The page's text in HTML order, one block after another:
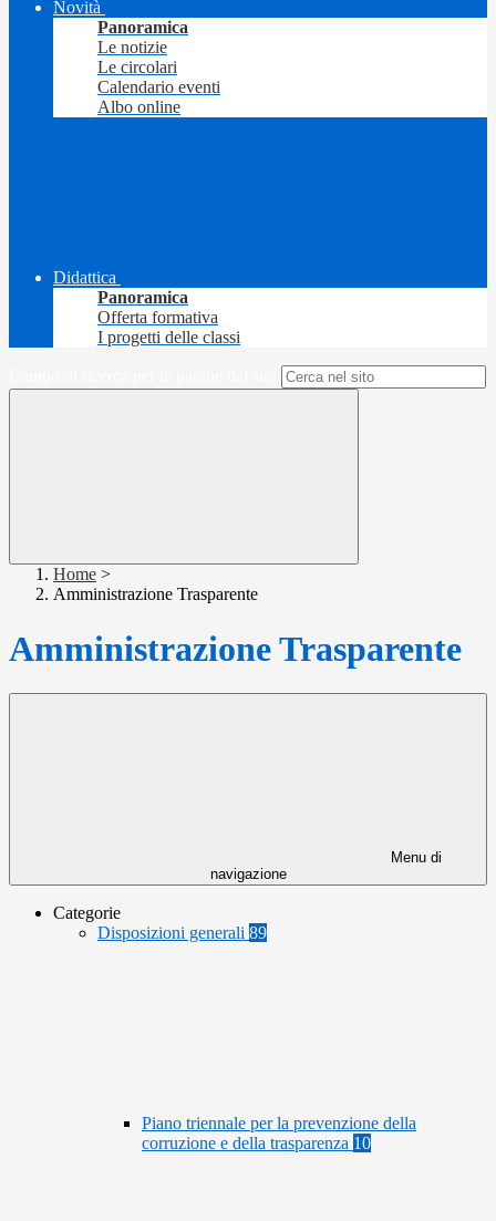
Novità
Panoramica
Le notizie
Le circolari
Calendario eventi
Albo online
Didattica
Panoramica
Offerta formativa
I progetti delle classi
Home >
Amministrazione Trasparente
Amministrazione Trasparente
Menu di
navigazione
Categorie
Disposizioni generali 89
Piano triennale per la prevenzione della
corruzione e della trasparenza 10